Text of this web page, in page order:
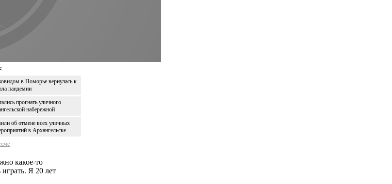
в Поморье вернулась к
пандемии
прогнать уличного
набережной
об отмене всех уличных
в Архангельске
какое-то
Я 20 лет